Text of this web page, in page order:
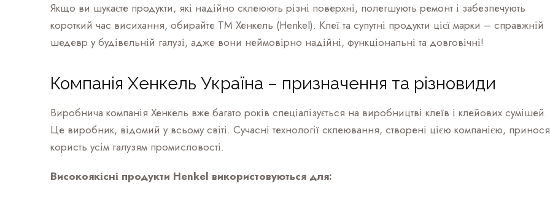
Якщо ви шукаєте продукти, які надійно склеюють різні поверхні, полегшують ремонт і забезпечують
короткий час висихання, обирайте ТМ Хенкель (Henkel). Клеї та супутні продукти цієї марки – справжній
шедевр у будівельній галузі, адже вони неймовірно надійні, функціональні та довговічні!
Компанія Хенкель Україна – призначення та різновиди
Виробнича компанія Хенкель вже багато років спеціалізується на виробництві клеїв і клейових сумішей.
Це виробник, відомий у всьому світі. Сучасні технології склеювання, створені цією компанією,
користь усім галузям промисловості.
Високоякісні продукти Henkel використовуються для: